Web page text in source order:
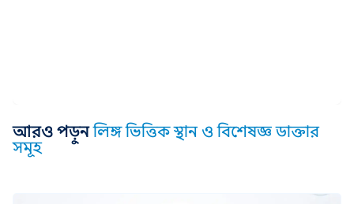
আরও পড়ুন লিঙ্গ ভিত্তিক স্থান ও বিশেষজ্ঞ ডাক্তার
সমূহ